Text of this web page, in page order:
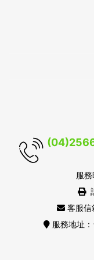
服
客服
服務地址